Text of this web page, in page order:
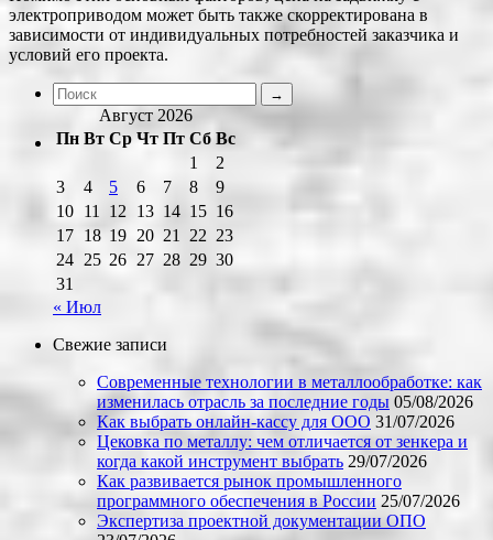
электроприводом может быть также скорректирована в
зависимости от индивидуальных потребностей заказчика и
условий его проекта.
Август 2026
Пн Вт Ср Чт Пт Сб Вс
1
2
3
4 5 6 7 8
9
10 11 12 13 14 15 16
17 18 19 20 21 22 23
24 25 26 27 28 29 30
31
« Июл
Свежие записи
Современные технологии в металлообработке: как
изменилась отрасль за последние годы 05/08/2026
Как выбрать онлайн-кассу для ООО 31/07/2026
Цековка по металлу: чем отличается от зенкера и
когда какой инструмент выбрать 29/07/2026
Как развивается рынок промышленного
программного обеспечения в России 25/07/2026
Экспертиза проектной документации ОПО